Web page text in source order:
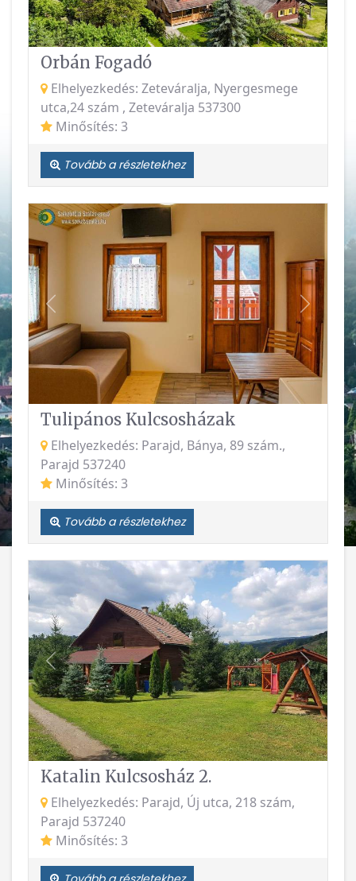
Orbán Fogadó
Elhelyezkedés: Zeteváralja, Nyergesmege
utca,24 szám , Zeteváralja 537300
Minősítés: 3
Tovább a részletekhez
Vissza
Tulipános Kulcsosházak
Elhelyezkedés: Parajd, Bánya, 89 szám.,
Parajd 537240
Minősítés: 3
Tovább a részletekhez
Vissza
Katalin Kulcsosház 2.
Elhelyezkedés: Parajd, Új utca, 218 szám,
Parajd 537240
Minősítés: 3